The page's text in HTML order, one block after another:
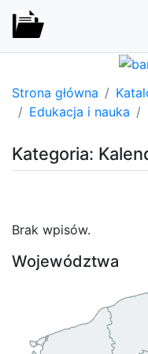
Strona główna
Edukacja i nauka
Kategoria:
Brak wpisów.
Województwa